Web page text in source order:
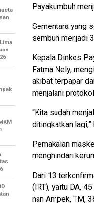
Payakumbuh
Sementara yang
sembuh menjadi
Kepala Dinkes
Fatma Nely,
akibat terpapar
menjalani
“Kita sudah
ditingkatkan lagi,”
Pemakaian
menghindari
Dari 13
(IRT), yaitu DA,
nan Ampek, TM,